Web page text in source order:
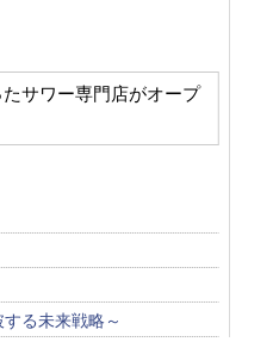
サワー専門店がオープ
る未来戦略～